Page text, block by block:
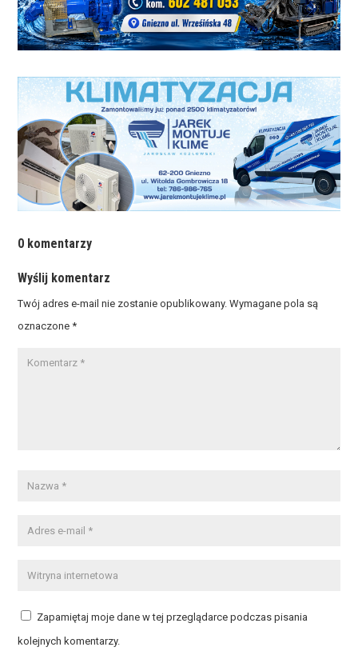
0 komentarzy
Wyślij komentarz
Twój adres e-mail nie zostanie opublikowany. Wymagane pola są
oznaczone*
Zapamiętaj moje dane w tej przeglądarce podczas pisania
kolejnych komentarzy.